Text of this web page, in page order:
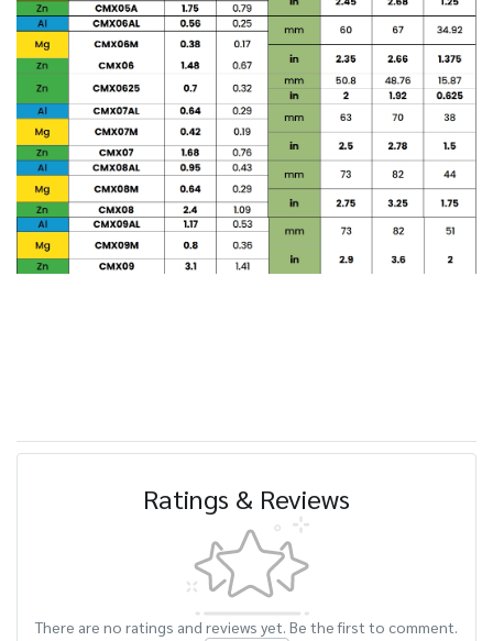
Ratings & Reviews
There are no ratings and reviews yet. Be the first to comment.